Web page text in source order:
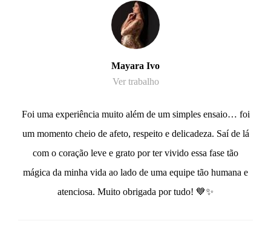
Foi uma experiência muito além de um simples ensaio… foi
um momento cheio de afeto, respeito e delicadeza. Saí de lá
com o coração leve e grato por ter vivido essa fase tão
mágica da minha vida ao lado de uma equipe tão humana e
atenciosa. Muito obrigada por tudo! 💙✨
Mayara Ivo
Ver trabalho